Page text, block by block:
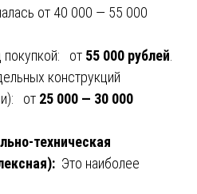
от 40 000 — 55 000
покупкой: от 55 000 рублей
конструкций
от 25 000 — 30 000
техническая
Это наиболее